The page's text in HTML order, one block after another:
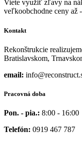
Viete využiť zľavy na
veľkoobchodne ceny až
Kontakt
Rekonštrukcie
Bratislavskom,
email:
Pracovná doba
Pon. - pia.: 8:00 - 16:00
Telefón: 0919 467 787